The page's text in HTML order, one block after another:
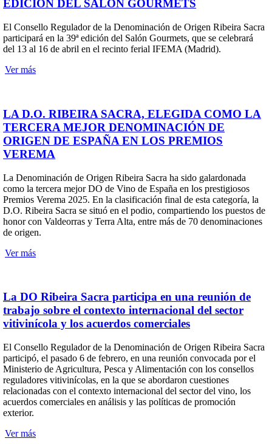
EDICIÓN DEL SALÓN GOURMETS
El Consello Regulador de la Denominación de Origen Ribeira Sacra
participará en la 39ª edición del Salón Gourmets, que se celebrará
del 13 al 16 de abril en el recinto ferial IFEMA (Madrid).
Ver más
LA D.O. RIBEIRA SACRA, ELEGIDA COMO LA
TERCERA MEJOR DENOMINACIÓN DE
ORIGEN DE ESPAÑA EN LOS PREMIOS
VEREMA
La Denominación de Origen Ribeira Sacra ha sido galardonada
como la tercera mejor DO de Vino de España en los prestigiosos
Premios Verema 2025. En la clasificación final de esta categoría, la
D.O. Ribeira Sacra se situó en el podio, compartiendo los puestos de
honor con Valdeorras y Terra Alta, entre más de 70 denominaciones
de origen.
Ver más
La DO Ribeira Sacra participa en una reunión de
trabajo sobre el contexto internacional del sector
vitivinícola y los acuerdos comerciales
El Consello Regulador de la Denominación de Origen Ribeira Sacra
participó, el pasado 6 de febrero, en una reunión convocada por el
Ministerio de Agricultura, Pesca y Alimentación con los consellos
reguladores vitivinícolas, en la que se abordaron cuestiones
relacionadas con el contexto internacional del sector del vino, los
acuerdos comerciales en análisis y las políticas de promoción
exterior.
Ver más